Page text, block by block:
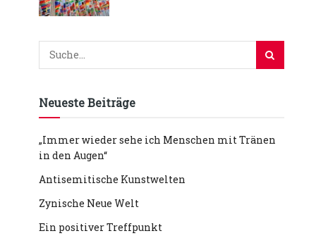
Neueste Beiträge
„Immer wieder sehe ich Menschen mit Tränen
in den Augen“
Antisemitische Kunstwelten
Zynische Neue Welt
Ein positiver Treffpunkt